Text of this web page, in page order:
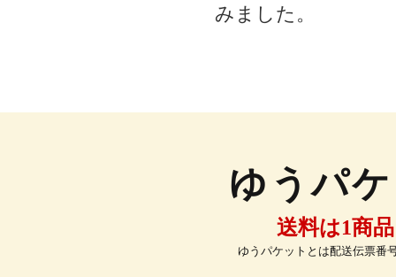
みました。
ゆうパ
送料は1商
ゆうパケットとは配送伝票番